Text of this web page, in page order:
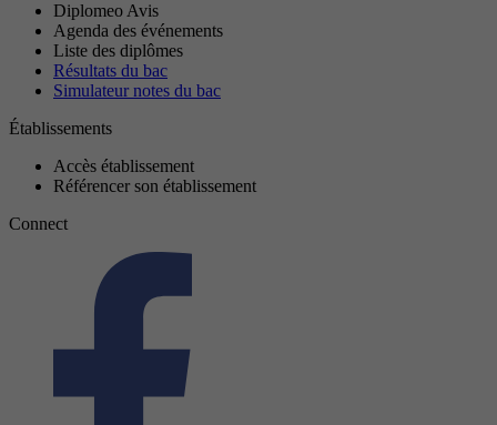
Diplomeo Avis
Agenda des événements
Liste des diplômes
Résultats du bac
Simulateur notes du bac
Établissements
Accès établissement
Référencer son établissement
Connect